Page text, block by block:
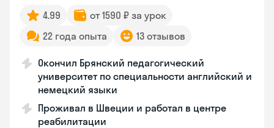
4.99
от 1590 ₽ за урок
22 года опыта
13 отзывов
Окончил Брянский педагогический
университет по специальности английский и
немецкий языки
Проживал в Швеции и работал в центре
реабилитации